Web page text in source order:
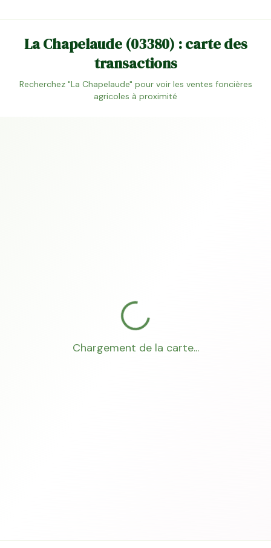
La Chapelaude(03380) : carte des
transactions
Recherchez "La Chapelaude" pour voir les ventes foncières
agricoles à proximité
Chargement de la carte...